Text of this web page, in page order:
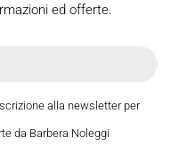
ed offerte.
alla newsletter per
da Barbera Noleggi